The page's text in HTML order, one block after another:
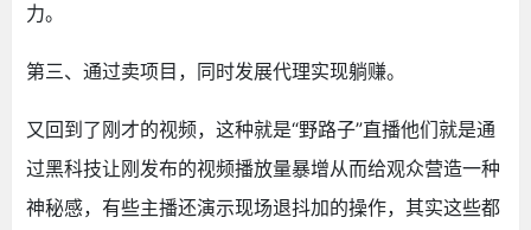
力。
第三、通过卖项目，同时发展代理实现躺赚。
又回到了刚才的视频，这种就是“野路子”直播他们就是通
过黑科技让刚发布的视频播放量暴增从而给观众营造一种
神秘感，有些主播还演示现场退抖加的操作，其实这些都